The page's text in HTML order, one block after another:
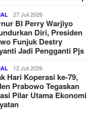
27 Juli 2026
BI Perry Warjiyo
Diri, Presiden
Funjuk Destry
Jadi Pengganti Pjs
12 Juli 2026
Hari Koperasi ke-79,
Prabowo Tegaskan
Pilar Utama Ekonomi